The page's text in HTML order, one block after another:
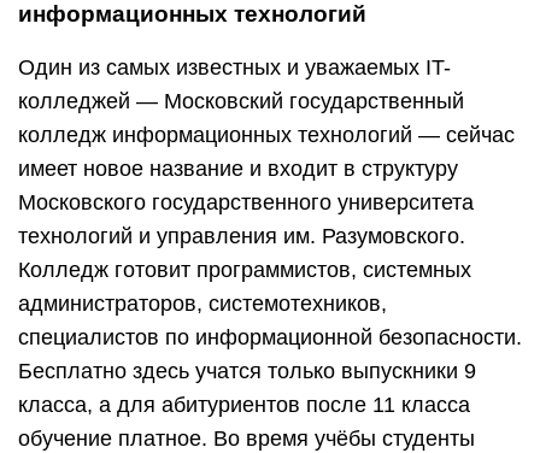
информационных технологий
Один из самых известных и уважаемых IT-
колледжей — Московский государственный
колледж информационных технологий — сейчас
имеет новое название и входит в структуру
Московского государственного университета
технологий и управления им. Разумовского.
Колледж готовит программистов, системных
администраторов, системотехников,
специалистов по информационной безопасности.
Бесплатно здесь учатся только выпускники 9
класса, а для абитуриентов после 11 класса
обучение платное. Во время учёбы студенты